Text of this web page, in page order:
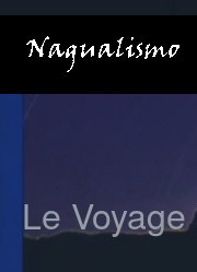
Aller
Le